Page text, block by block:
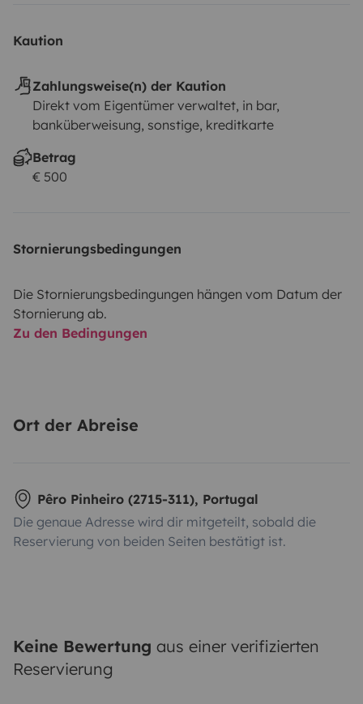
Kaution
Zahlungsweise(n) der Kaution
Direkt vom Eigentümer verwaltet, in bar,
banküberweisung, sonstige, kreditkarte
Betrag
€ 500
Stornierungsbedingungen
Die Stornierungsbedingungen hängen vom Datum der
Stornierung ab.
Zu den Bedingungen
Ort der Abreise
Pêro Pinheiro (2715-311), Portugal
Die genaue Adresse wird dir mitgeteilt, sobald die
Reservierung von beiden Seiten bestätigt ist.
Keine Bewertung aus einer verifizierten
Reservierung